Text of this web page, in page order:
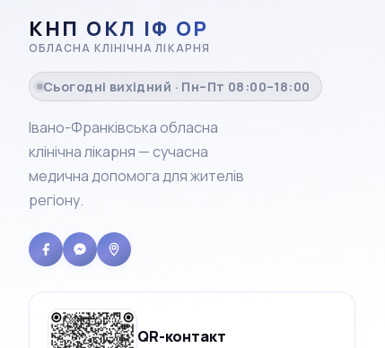
КНП ОКЛ ІФ ОР
ОБЛАСНА КЛІНІЧНА ЛІКАРНЯ
Сьогодні вихідний · Пн–Пт 08:00–18:00
Івано-Франківська обласна
клінічна лікарня — сучасна
медична допомога для жителів
регіону.
QR-контакт